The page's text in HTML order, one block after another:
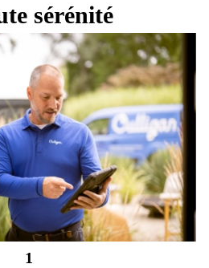
sérénité
1